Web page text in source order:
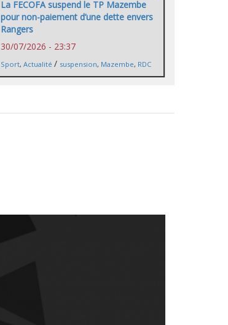
La FECOFA suspend le TP Mazembe
pour non-paiement d’une dette envers
Rangers
30/07/2026 - 23:37
Sport, Actualité / suspension, Mazembe, RDC